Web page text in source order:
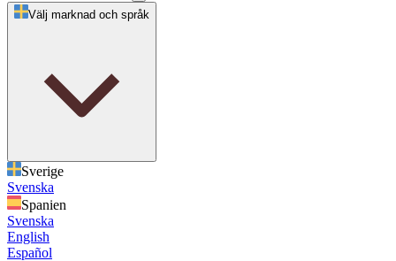
Välj marknad och språk
Sverige
Svenska
Spanien
Svenska
English
Español